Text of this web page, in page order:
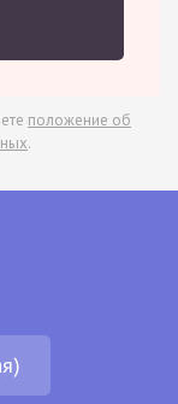
положение об
.